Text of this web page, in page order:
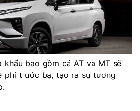
khẩu bao gồm cả AT và MT sẽ
phí trước bạ, tạo ra sự tương